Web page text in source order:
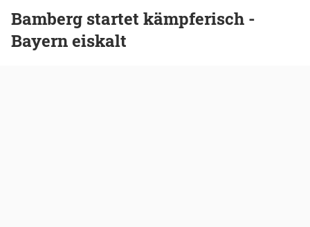
Bamberg startet kämpferisch -
Bayern eiskalt